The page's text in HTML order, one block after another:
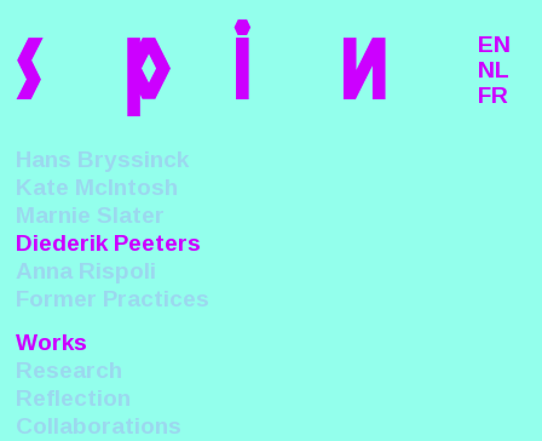
s p i n
Hans Bryssinck
Kate McIntosh
Marnie Slater
Diederik Peeters
Anna Rispoli
Former Practices
Works
Research
Reflection
Collaborations
EN
NL
FR